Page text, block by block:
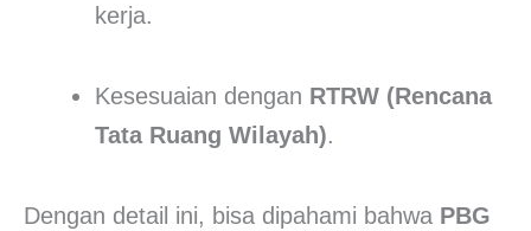
kerja.
Kesesuaian dengan RTRW (Rencana
Tata Ruang Wilayah).
Dengan detail ini, bisa dipahami bahwa PBG